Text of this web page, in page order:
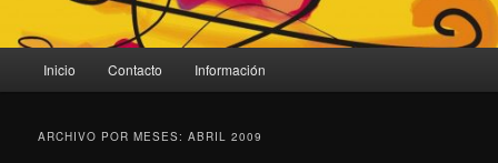
principal
Inicio Contacto Información
ARCHIVO POR MESES:ABRIL 2009